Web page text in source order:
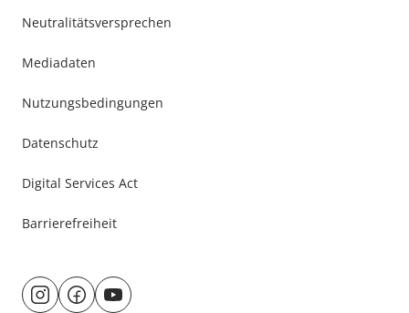
Neutralitätsversprechen
Mediadaten
Nutzungsbedingungen
Datenschutz
Digital Services Act
Barrierefreiheit
Besuche
uns@rund.ums.baby
facebook.com/rundumsbaby.de
youtube.com/@rundumsbaby_